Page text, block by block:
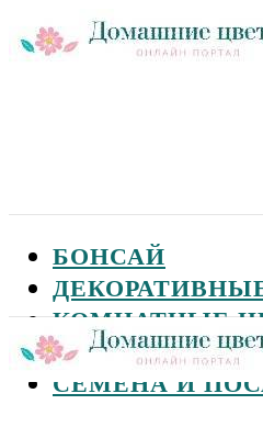
БОНСАЙ
КОМНАТНЫЕ
САДОВЫЕ
СЕМЕНА И